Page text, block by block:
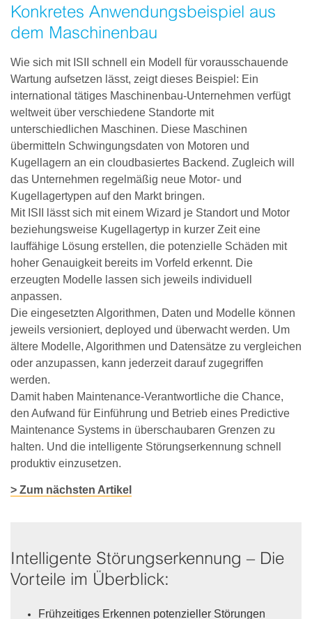
Konkretes Anwendungsbeispiel aus
dem Maschinenbau
Wie sich mit ISII schnell ein Modell für vorausschauende
Wartung aufsetzen lässt, zeigt dieses Beispiel: Ein
international tätiges Maschinenbau-Unternehmen verfügt
weltweit über verschiedene Standorte mit
unterschiedlichen Maschinen. Diese Maschinen
übermitteln Schwingungsdaten von Motoren und
Kugellagern an ein cloudbasiertes Backend. Zugleich will
das Unternehmen regelmäßig neue Motor- und
Kugellagertypen auf den Markt bringen.
Mit ISII lässt sich mit einem Wizard je Standort und Motor
beziehungsweise Kugellagertyp in kurzer Zeit eine
lauffähige Lösung erstellen, die potenzielle Schäden mit
hoher Genauigkeit bereits im Vorfeld erkennt. Die
erzeugten Modelle lassen sich jeweils individuell
anpassen.
Die eingesetzten Algorithmen, Daten und Modelle können
jeweils versioniert, deployed und überwacht werden. Um
ältere Modelle, Algorithmen und Datensätze zu vergleichen
oder anzupassen, kann jederzeit darauf zugegriffen
werden.
Damit haben Maintenance-Verantwortliche die Chance,
den Aufwand für Einführung und Betrieb eines Predictive
Maintenance Systems in überschaubaren Grenzen zu
halten. Und die intelligente Störungserkennung schnell
produktiv einzusetzen.
> Zum nächsten Artikel
Intelligente Störungserkennung – Die
Vorteile im Überblick:
Frühzeitiges Erkennen potenzieller Störungen